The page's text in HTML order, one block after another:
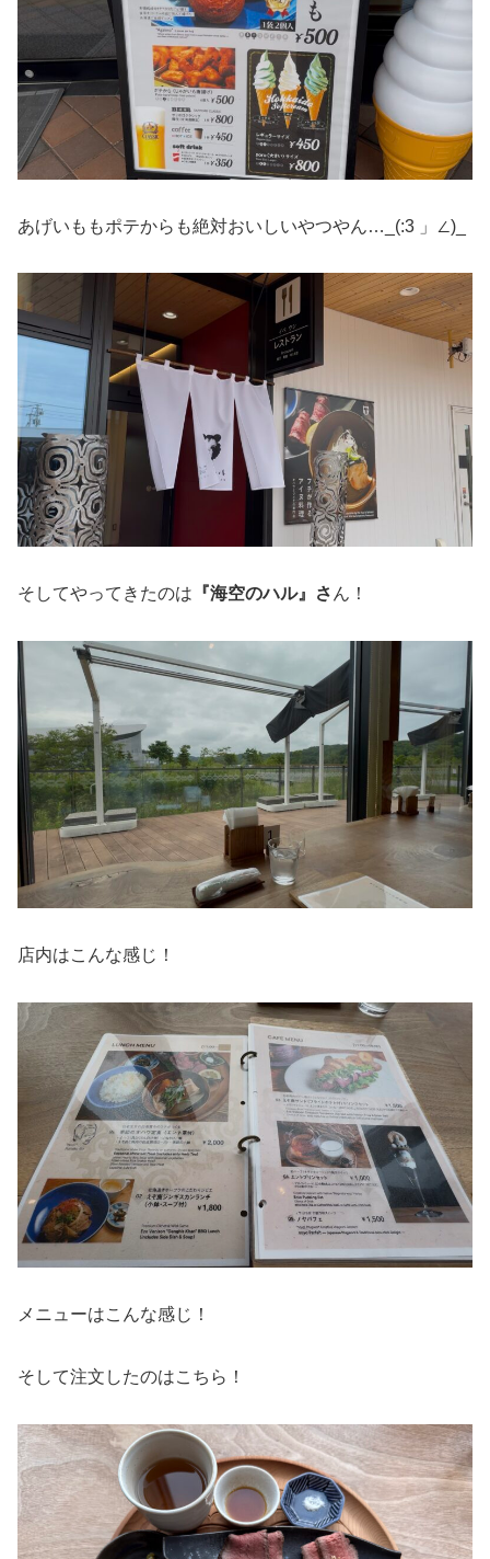
あげいももポテからも絶対おいしいやつやん…_(:3 」∠)_
そしてやってきたのは 『海空のハル』さ ん！
店内はこんな感じ！
メニューはこんな感じ！
そして注文したのはこちら！